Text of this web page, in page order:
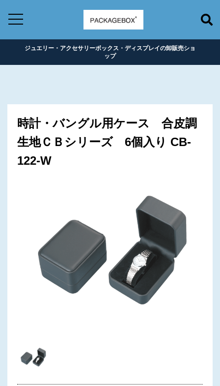
ジュエリー・アクセサリーボックス・ディスプレイの卸販売ショ
ップ
時計・バングル用ケース 合皮調
生地ＣＢシリーズ 6個入り CB-
122-W